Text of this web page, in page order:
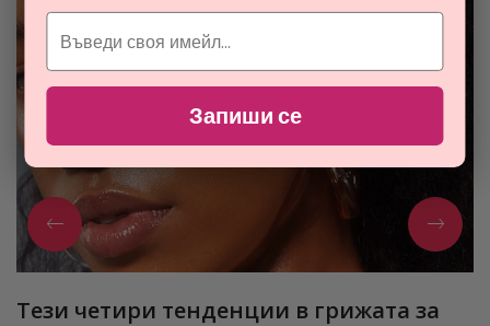
Тези четири тенденции в грижата за
Запиши се